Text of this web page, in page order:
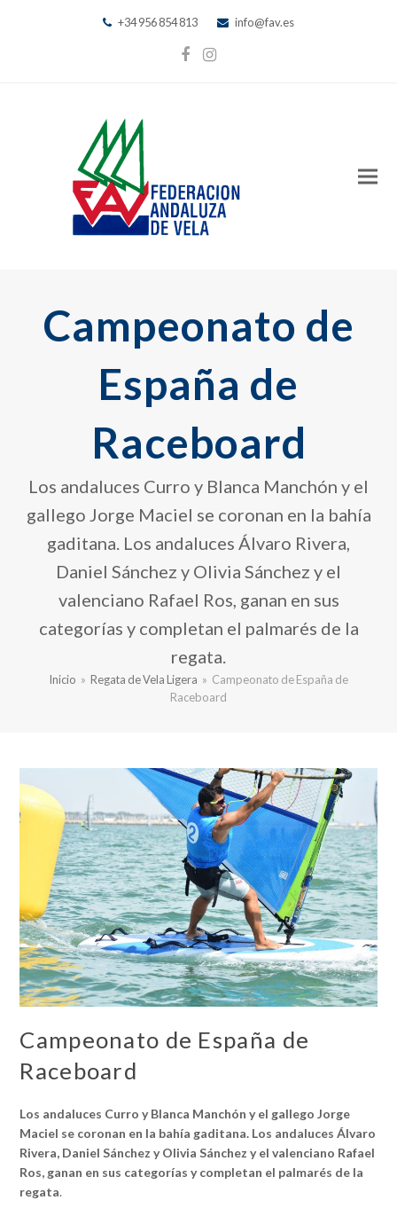
+34 956 854 813 info@fav.es
Facebook
Instagram
Campeonato de
España de
Raceboard
Los andaluces Curro y Blanca Manchón y el
gallego Jorge Maciel se coronan en la bahía
gaditana. Los andaluces Álvaro Rivera,
Daniel Sánchez y Olivia Sánchez y el
valenciano Rafael Ros, ganan en sus
categorías y completan el palmarés de la
regata.
Inicio » Regata de Vela Ligera » Campeonato de España de
Raceboard
Campeonato de España de
Raceboard
Los andaluces Curro y Blanca Manchón y el gallego Jorge
Maciel se coronan en la bahía gaditana. Los andaluces Álvaro
Rivera, Daniel Sánchez y Olivia Sánchez y el valenciano Rafael
Ros, ganan en sus categorías y completan el palmarés de la
regata.